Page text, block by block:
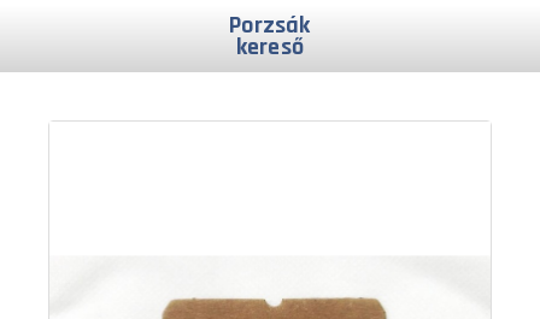
Porzsák
kereső